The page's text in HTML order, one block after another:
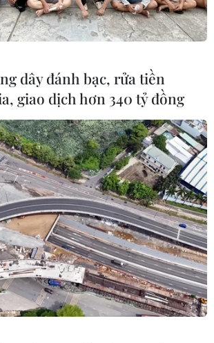
tạo virus mới tiêu diệt vi
dây đánh bạc, rửa tiền
giao dịch hơn 340 tỷ đồng